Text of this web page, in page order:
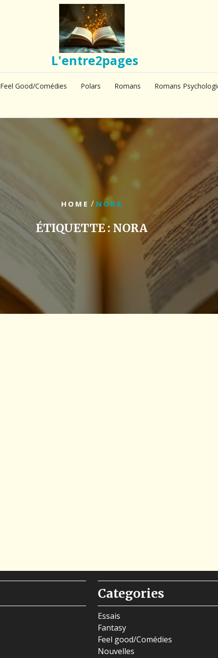
L'entre2pages
Feel Good/Comédies Polars Romans Romans
HOME / NORA
ÉTIQUETTE : NORA
Categories
Essais
Fantasy
Feel good/Comédies
Nouvelles